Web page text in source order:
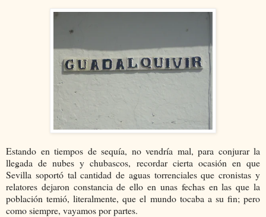
Estando en tiempos de sequía, no vendría mal, para conjurar la
llegada de nubes y chubascos, recordar cierta ocasión en que
Sevilla soportó tal cantidad de aguas torrenciales que cronistas y
relatores dejaron constancia de ello en unas fechas en las que la
población temió, literalmente, que el mundo tocaba a su fin; pero
como siempre, vayamos por partes.